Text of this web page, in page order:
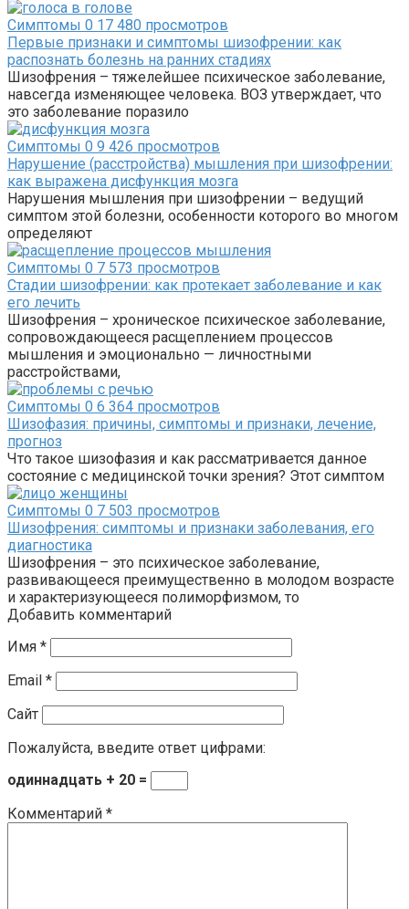
Симптомы 0 17 480 просмотров
Первые признаки и симптомы шизофрении: как
распознать болезнь на ранних стадиях
Шизофрения – тяжелейшее психическое заболевание,
навсегда изменяющее человека. ВОЗ утверждает, что
это заболевание поразило
Симптомы 0 9 426 просмотров
Нарушение (расстройства) мышления при шизофрении:
как выражена дисфункция мозга
Нарушения мышления при шизофрении – ведущий
симптом этой болезни, особенности которого во многом
определяют
Симптомы 0 7 573 просмотров
Стадии шизофрении: как протекает заболевание и как
его лечить
Шизофрения – хроническое психическое заболевание,
сопровождающееся расщеплением процессов
мышления и эмоционально — личностными
расстройствами,
Симптомы 0 6 364 просмотров
Шизофазия: причины, симптомы и признаки, лечение,
прогноз
Что такое шизофазия и как рассматривается данное
состояние с медицинской точки зрения? Этот симптом
Симптомы 0 7 503 просмотров
Шизофрения: симптомы и признаки заболевания, его
диагностика
Шизофрения – это психическое заболевание,
развивающееся преимущественно в молодом возрасте
и характеризующееся полиморфизмом, то
Добавить комментарий
Имя *
Email *
Сайт
Пожалуйста, введите ответ цифрами:
одиннадцать + 20 =
Комментарий *